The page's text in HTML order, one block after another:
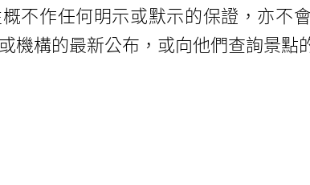
不作任何明示或默示的保證，亦不
機構的最新公布，或向他們查詢景點